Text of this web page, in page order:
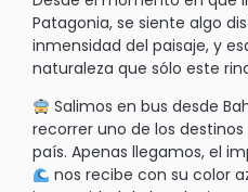
Patagonia, se siente algo
inmensidad del paisaje, y
naturaleza que sólo este
Salimos en bus desde
recorrer uno de los
país. Apenas llegamos, el
nos recibe con su color